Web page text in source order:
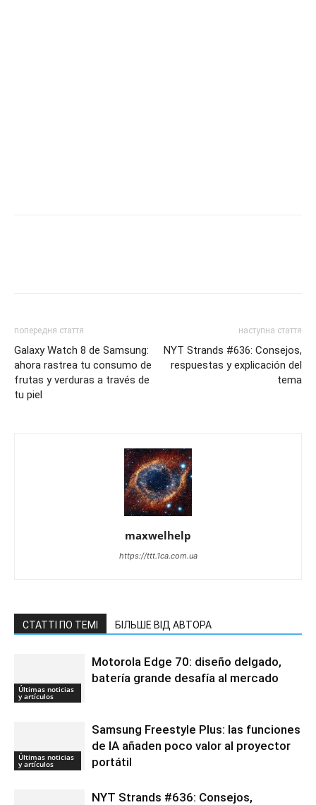
попередня стаття
Galaxy Watch 8 de Samsung:
ahora rastrea tu consumo de
frutas y verduras a través de
tu piel
наступна стаття
NYT Strands #636: Consejos,
respuestas y explicación del
tema
maxwelhelp
https://ttt.1ca.com.ua
СТАТТІ ПО ТЕМІ БІЛЬШЕ ВІД АВТОРА
Últimas noticias
y artículos
Motorola Edge 70: diseño delgado,
batería grande desafía al mercado
Últimas noticias
y artículos
Samsung Freestyle Plus: las funciones
de IA añaden poco valor al proyector
portátil
NYT Strands #636: Consejos,